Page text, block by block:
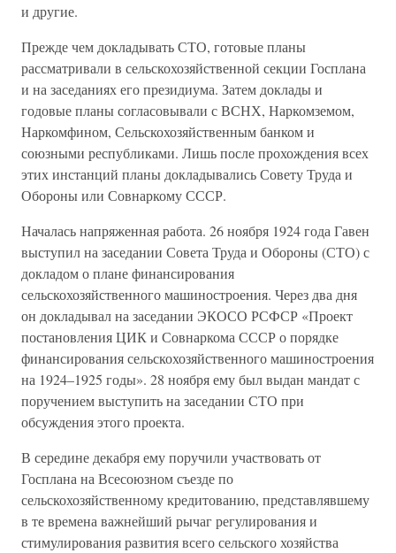
и другие.
Прежде чем докладывать СТО, готовые планы
рассматривали в сельскохозяйственной секции Госплана
и на заседаниях его президиума. Затем доклады и
годовые планы согласовывали с ВСНХ, Наркомземом,
Наркомфином, Сельскохозяйственным банком и
союзными республиками. Лишь после прохождения всех
этих инстанций планы докладывались Совету Труда и
Обороны или Совнаркому СССР.
Началась напряженная работа. 26 ноября 1924 года Гавен
выступил на заседании Совета Труда и Обороны (СТО) с
докладом о плане финансирования
сельскохозяйственного машиностроения. Через два дня
он докладывал на заседании ЭКОСО РСФСР «Проект
постановления ЦИК и Совнаркома СССР о порядке
финансирования сельскохозяйственного машиностроения
на 1924–1925 годы». 28 ноября ему был выдан мандат с
поручением выступить на заседании СТО при
обсуждения этого проекта.
В середине декабря ему поручили участвовать от
Госплана на Всесоюзном съезде по
сельскохозяйственному кредитованию, представлявшему
в те времена важнейший рычаг регулирования и
стимулирования развития всего сельского хозяйства